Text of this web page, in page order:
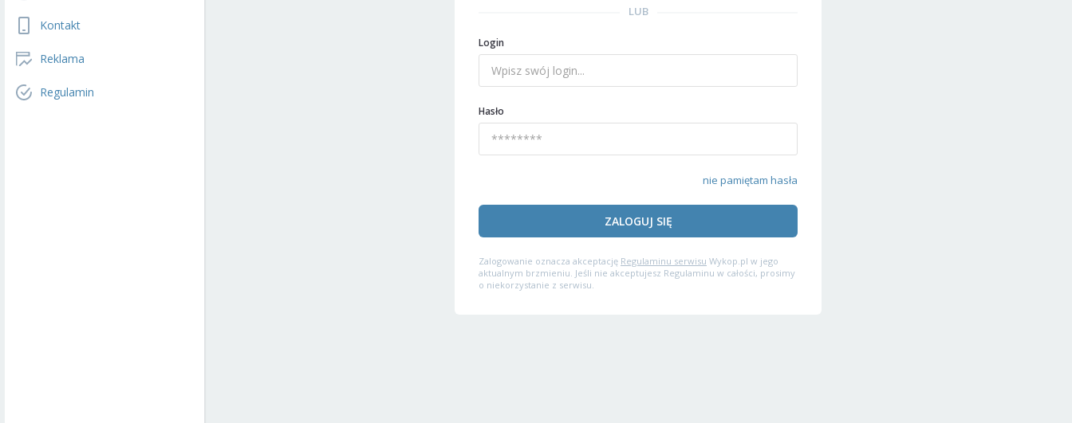
Kontakt
Reklama
Regulamin
LUB
Login
Hasło
nie pamiętam hasła
ZALOGUJ SIĘ
Zalogowanie oznacza akceptację Regulaminu serwisu Wykop.pl w jego
aktualnym brzmieniu. Jeśli nie akceptujesz Regulaminu w całości, prosimy
o niekorzystanie z serwisu.